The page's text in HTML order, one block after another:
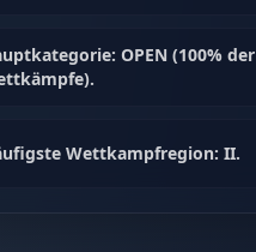
OPEN (100% der
Wettkampfregion: II.